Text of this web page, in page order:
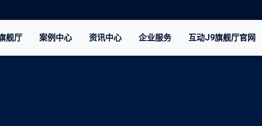
舰厅 案例中心 资讯中心 企业服务 互动J9旗舰厅官网